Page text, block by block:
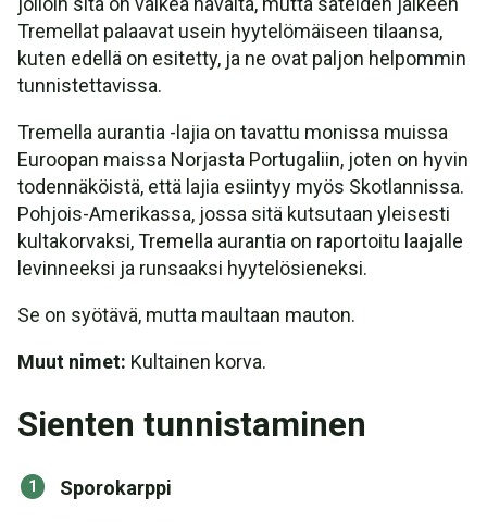
Tremellat palaavat usein hyytelömäiseen tilaansa,
kuten edellä on esitetty, ja ne ovat paljon helpommin
tunnistettavissa.
Tremella aurantia -lajia on tavattu monissa muissa
Euroopan maissa Norjasta Portugaliin, joten on hyvin
todennäköistä, että lajia esiintyy myös Skotlannissa.
Pohjois-Amerikassa, jossa sitä kutsutaan yleisesti
kultakorvaksi, Tremella aurantia on raportoitu laajalle
levinneeksi ja runsaaksi hyytelösieneksi.
Se on syötävä, mutta maultaan mauton.
Muut nimet: Kultainen korva.
Sienten tunnistaminen
Sporokarppi